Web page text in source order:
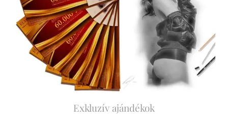
Exkluzív ajándékok